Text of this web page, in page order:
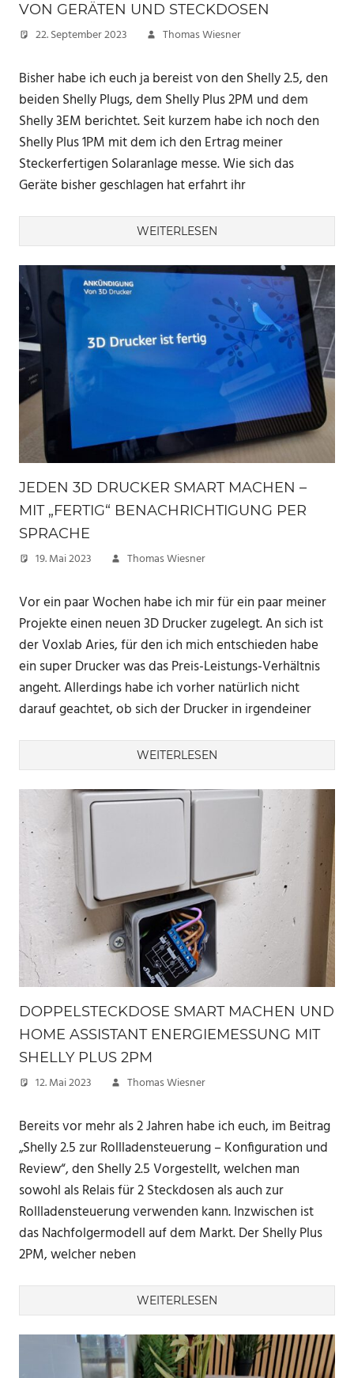
VON GERÄTEN UND STECKDOSEN
22. September 2023 Thomas Wiesner
Bisher habe ich euch ja bereist von den Shelly 2.5, den
beiden Shelly Plugs, dem Shelly Plus 2PM und dem
Shelly 3EM berichtet. Seit kurzem habe ich noch den
Shelly Plus 1PM mit dem ich den Ertrag meiner
Steckerfertigen Solaranlage messe. Wie sich das
Geräte bisher geschlagen hat erfahrt ihr
WEITERLESEN
JEDEN 3D DRUCKER SMART MACHEN –
MIT „FERTIG“ BENACHRICHTIGUNG PER
SPRACHE
19. Mai 2023 Thomas Wiesner
Vor ein paar Wochen habe ich mir für ein paar meiner
Projekte einen neuen 3D Drucker zugelegt. An sich ist
der Voxlab Aries, für den ich mich entschieden habe
ein super Drucker was das Preis-Leistungs-Verhältnis
angeht. Allerdings habe ich vorher natürlich nicht
darauf geachtet, ob sich der Drucker in irgendeiner
WEITERLESEN
DOPPELSTECKDOSE SMART MACHEN UND
HOME ASSISTANT ENERGIEMESSUNG MIT
SHELLY PLUS 2PM
12. Mai 2023 Thomas Wiesner
Bereits vor mehr als 2 Jahren habe ich euch, im Beitrag
„Shelly 2.5 zur Rollladensteuerung – Konfiguration und
Review“, den Shelly 2.5 Vorgestellt, welchen man
sowohl als Relais für 2 Steckdosen als auch zur
Rollladensteuerung verwenden kann. Inzwischen ist
das Nachfolgermodell auf dem Markt. Der Shelly Plus
2PM, welcher neben
WEITERLESEN